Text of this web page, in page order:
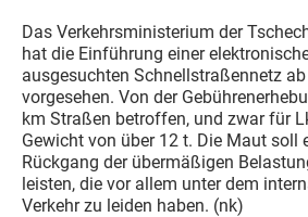
Das Verkehrsministerium der
hat die Einführung einer
ausgesuchten Schnellstraßennetz
vorgesehen. Von der
km Straßen betroffen, und zwar für
Gewicht von über 12 t. Die Maut soll
Rückgang der übermäßigen
leisten, die vor allem unter dem
Verkehr zu leiden haben. (nk)